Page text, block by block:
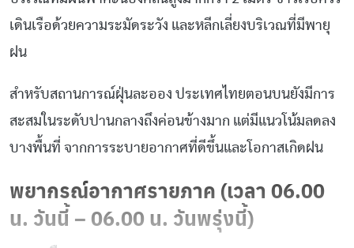
เดินเรือด้วยความระมัดระวัง และหลีกเลี่ยงบริเวณที่มีพายุ
ฝน
สำหรับสถานการณ์ฝุ่นละออง ประเทศไทยตอนบนยังมีการ
สะสมในระดับปานกลางถึงค่อนข้างมาก แต่มีแนวโน้มลดลง
บางพื้นที่ จากการระบายอากาศที่ดีขึ้นและโอกาสเกิดฝน
พยากรณ์อากาศรายภาค (เวลา 06.00
น. วันนี้ – 06.00 น. วันพรุ่งนี้)